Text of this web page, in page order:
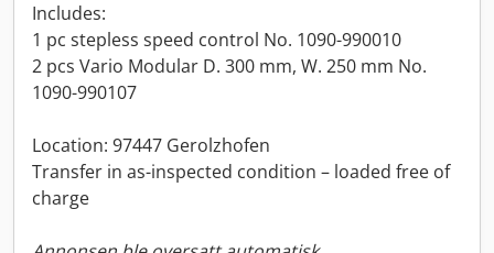
Includes:
1 pc stepless speed control No. 1090-990010
2 pcs Vario Modular D. 300 mm, W. 250 mm No.
1090-990107
Location: 97447 Gerolzhofen
Transfer in as-inspected condition – loaded free of
charge